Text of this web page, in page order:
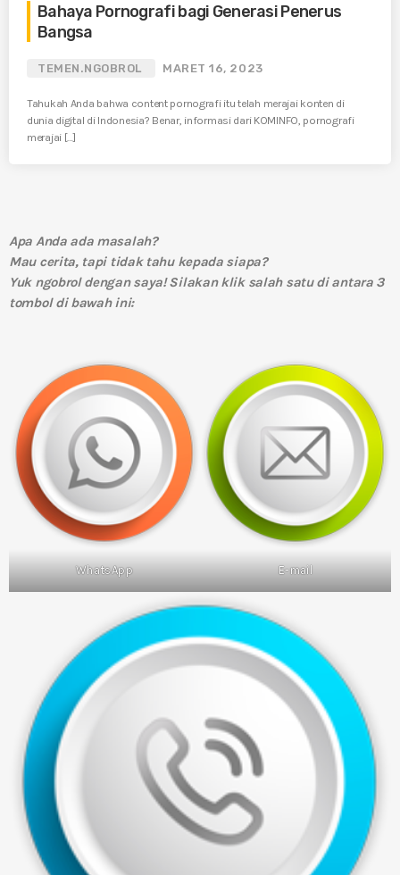
Bahaya Pornografi bagi Generasi Penerus
Bangsa
TEMEN.NGOBROL MARET 16, 2023
Tahukah Anda bahwa content pornografi itu telah merajai konten di
dunia digital di Indonesia? Benar, informasi dari KOMINFO, pornografi
merajai […]
Apa Anda ada masalah?
Mau cerita, tapi tidak tahu kepada siapa?
Yuk ngobrol dengan saya! Silakan klik salah satu di antara 3
tombol di bawah ini:
WhatsApp E-mail